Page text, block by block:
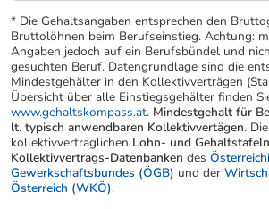
* Die Gehaltsangaben entsprechen den
Bruttolöhnen beim Berufseinstieg. Achtung:
Angaben jedoch auf ein Berufsbündel und
gesuchten Beruf. Datengrundlage sind die
Mindestgehälter in den Kollektivverträgen
Übersicht über alle Einstiegsgehälter finden
www.gehaltskompass.at. Mindestgehalt für
lt. typisch anwendbaren Kollektivvertägen.
kollektivvertraglichen Lohn- und Gehaltstafeln
Kollektivvertrags-Datenbanken des
Gewerkschaftsbundes (ÖGB) und der
Österreich (WKÖ).